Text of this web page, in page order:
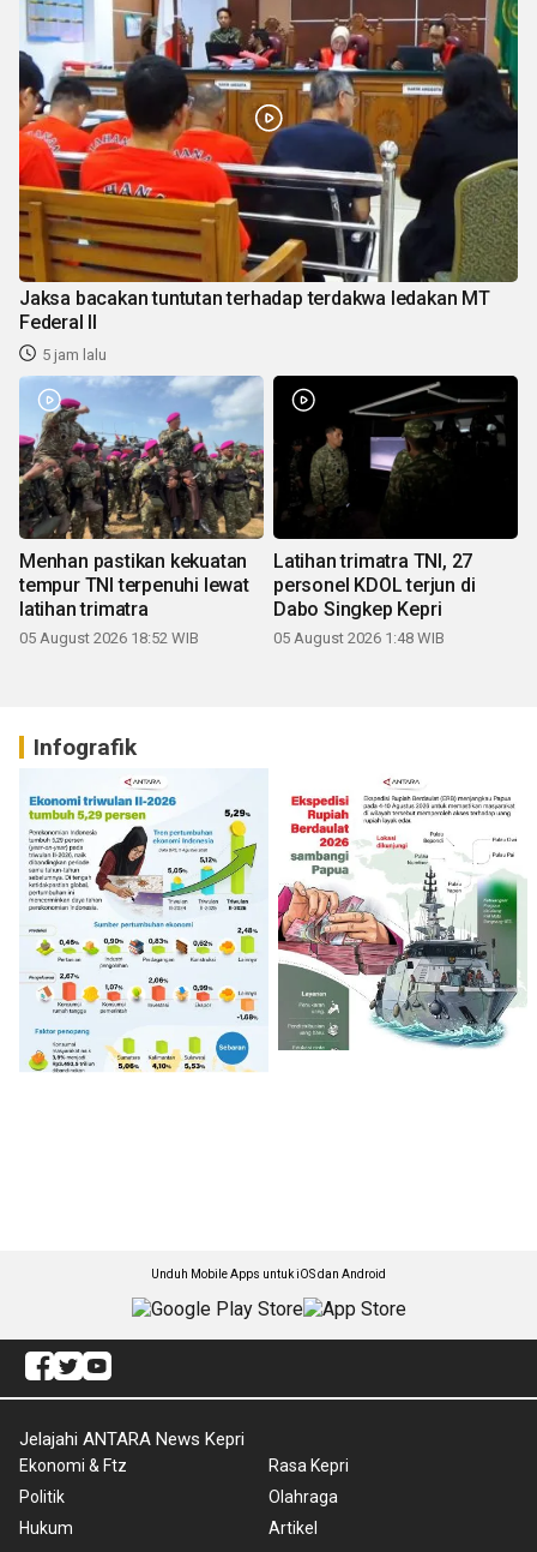
Jaksa bacakan tuntutan terhadap terdakwa ledakan MT
Federal II
5 jam lalu
Menhan pastikan kekuatan
tempur TNI terpenuhi lewat
latihan trimatra
05 August 2026 18:52 WIB
Latihan trimatra TNI, 27
personel KDOL terjun di
Dabo Singkep Kepri
05 August 2026 1:48 WIB
Infografik
Unduh Mobile Apps untuk iOS dan Android
Jelajahi ANTARA News Kepri
Ekonomi & Ftz
Politik
Hukum
Rasa Kepri
Olahraga
Artikel